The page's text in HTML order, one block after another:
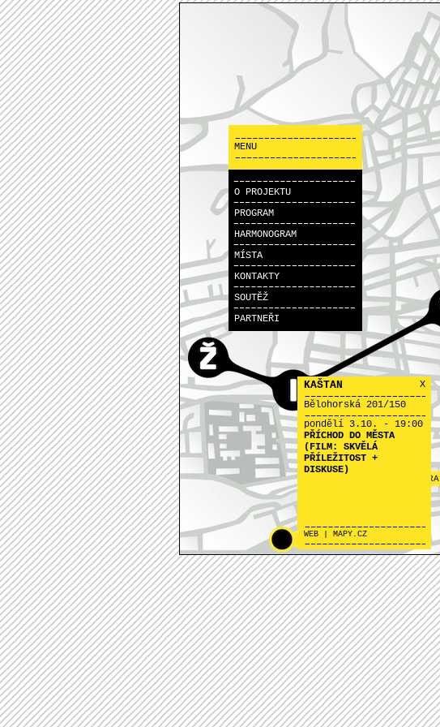
MENU
O PROJEKTU
PROGRAM
HARMONOGRAM
MÍSTA
KONTAKTY
SOUTĚŽ
PARTNEŘI
BŘEVNOVSKÁ FARA
KAŠTAN
X
KAŠTAN
Bělohorská 201/150
pondělí 3.10. - 19:00
PŘÍCHOD DO MĚSTA
(FILM: SKVĚLÁ
PŘÍLEŽITOST +
DISKUSE)
WEB MAPY.CZ